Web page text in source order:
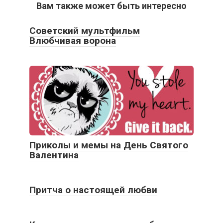
Вам также может быть интересно
Советский мультфильм
Влюбчивая ворона
Приколы и мемы на День Святого
Валентина
Притча о настоящей любви